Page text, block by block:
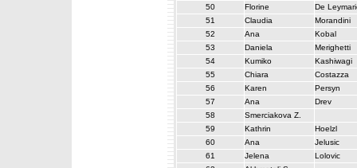
50
Florine
De
51
Claudia
Morandini
52
Ana
Kobal
53
Daniela
Merighetti
54
Kumiko
Kashiwagi
55
Chiara
Costazza
56
Karen
Persyn
57
Ana
Drev
58
Smerciakova Z.
59
Kathrin
Hoelzl
60
Ana
Jelusic
61
Jelena
Lolovic